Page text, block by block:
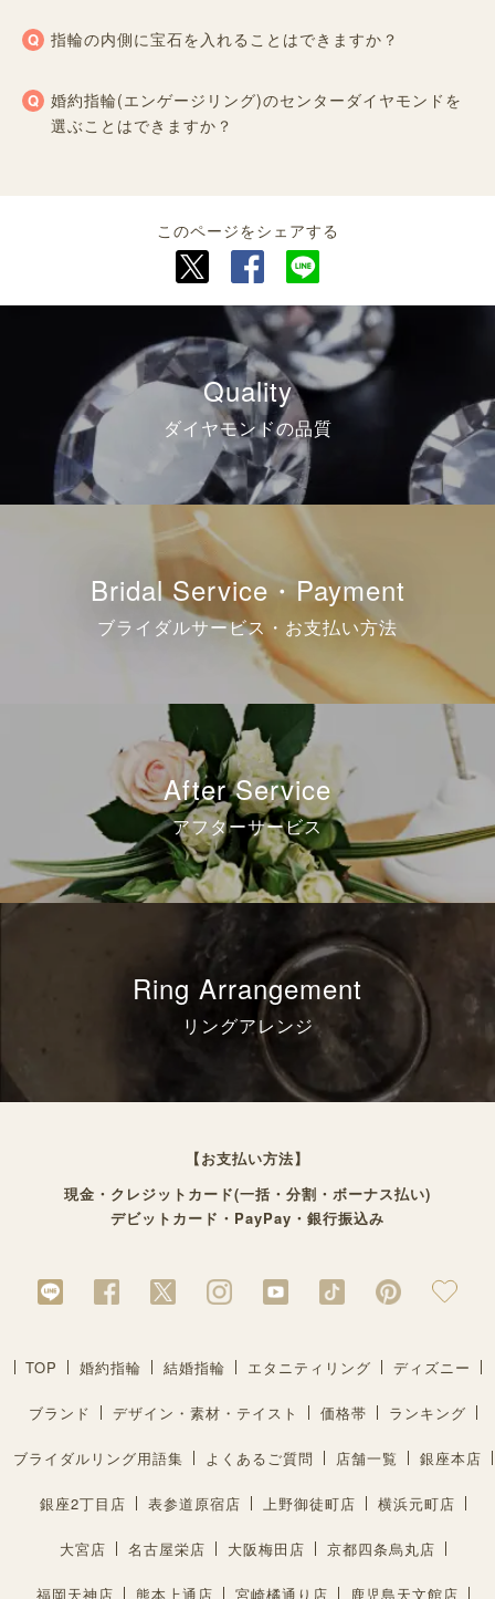
指輪の内側に宝石を入れることはできますか？
婚約指輪(エンゲージリング)のセンターダイヤモンドを
選ぶことはできますか？
このページをシェアする
Quality
ダイヤモンドの品質
Bridal Service・Payment
ブライダルサービス・お支払い方法
After Service
アフターサービス
Ring Arrangement
リングアレンジ
【お支払い方法】
現金・クレジットカード(一括・分割・ボーナス払い)
デビットカード・PayPay・銀行振込み
TOP 婚約指輪 結婚指輪 エタニティリング ディズニー
ブランド デザイン・素材・テイスト 価格帯 ランキング
ブライダルリング用語集 よくあるご質問 店舗一覧 銀座本店
銀座2丁目店 表参道原宿店 上野御徒町店 横浜元町店
大宮店 名古屋栄店 大阪梅田店 京都四条烏丸店
福岡天神店 熊本上通店 宮崎橘通り店 鹿児島天文館店